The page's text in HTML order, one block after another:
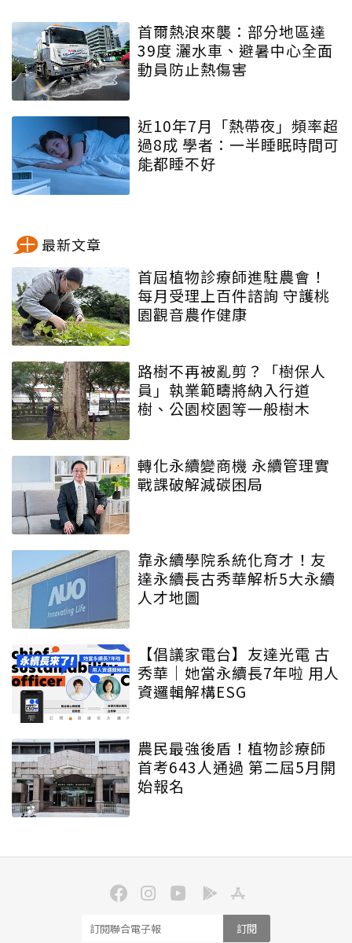
首爾熱浪來襲：部分地區達
39度 灑水車、避暑中心全面
動員防止熱傷害
近10年7月「熱帶夜」頻率超
過8成 學者：一半睡眠時間可
能都睡不好
最新文章
首屆植物診療師進駐農會！
每月受理上百件諮詢 守護桃
園觀音農作健康
路樹不再被亂剪？「樹保人
員」執業範疇將納入行道
樹、公園校園等一般樹木
轉化永續變商機 永續管理實
戰課破解減碳困局
靠永續學院系統化育才！友
達永續長古秀華解析5大永續
人才地圖
【倡議家電台】友達光電 古
秀華｜她當永續長7年啦 用人
資邏輯解構ESG
農民最強後盾！植物診療師
首考643人通過 第二屆5月開
始報名
訂閱